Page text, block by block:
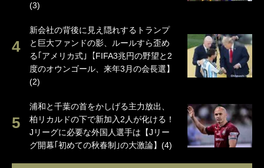
(3)
新会社の背後に見え隠れするトランプ
と巨大ファンドの影、ルールすら歪め
る｢アメリカ式｣【FIFA3兆円の野望と2
度のオウンゴール、来年3月の会長選】
(2)
浦和と千葉の首をかしげる主力放出、
柏リカルドの下で新加入2人が化ける！
Jリーグに必要な外国人選手は【Jリー
グ開幕｢初めての秋春制｣の大激論】(4)